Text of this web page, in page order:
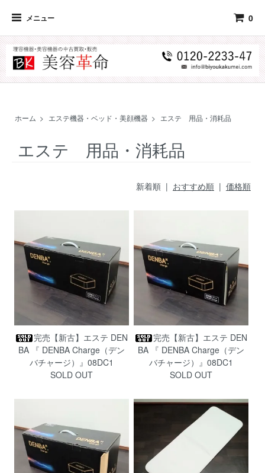
メニュー 0
ホーム > エステ機器・ベッド・美顔機器 > エステ 用品・消耗品
エステ 用品・消耗品
新着順 | おすすめ順| 価格順
完売【新古】エステ DEN
BA 『 DENBA Charge（デン
バチャージ）』08DC1
SOLD OUT
完売【新古】エステ DEN
BA 『 DENBA Charge（デン
バチャージ）』08DC1
SOLD OUT